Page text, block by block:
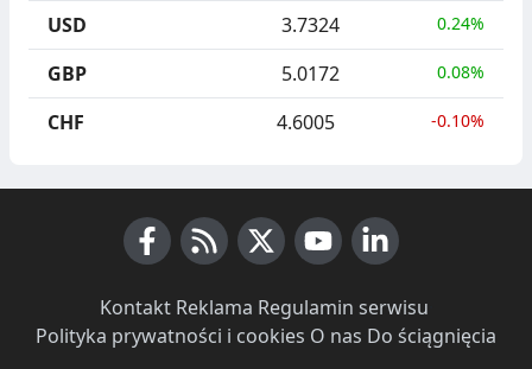
USD 3.7324 0.24%
GBP 5.0172 0.08%
CHF 4.6005 -0.10%
Kontakt· Reklama Regulamin serwisu
Polityka prywatności i cookies O nas Do ściągnięcia